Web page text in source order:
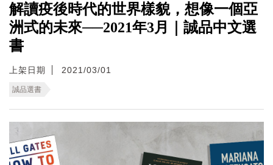
解讀疫後時代的世界樣貌，想像一個亞
洲式的未來──2021年3月｜誠品中文選
書
上架日期 2021/03/01
誠品選書